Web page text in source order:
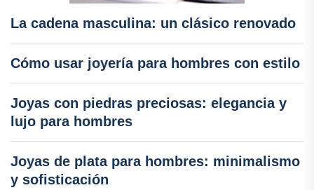
La cadena masculina: un clásico renovado
Cómo usar joyería para hombres con estilo
Joyas con piedras preciosas: elegancia y
lujo para hombres
Joyas de plata para hombres: minimalismo
y sofisticación